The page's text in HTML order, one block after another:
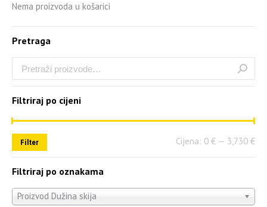
Nema proizvoda u košarici
Pretraga
Filtriraj po cijeni
Filter Cijena: 0 € — 3,730 €
Filtriraj po oznakama
Proizvod Dužina skija